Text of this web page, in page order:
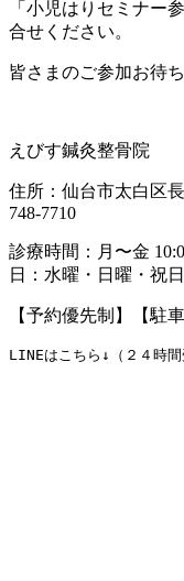
「小児はりセミナー
合せください。
皆さまのご参加お待
えびす鍼灸整骨院
住所：仙台市太白区
748-7710
診療時間：月〜金
日：水曜・日曜・祝日
【予約優先制】【駐
LINEはこちら↓（２４時間